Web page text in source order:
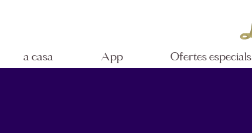
a casa App Ofertes especials